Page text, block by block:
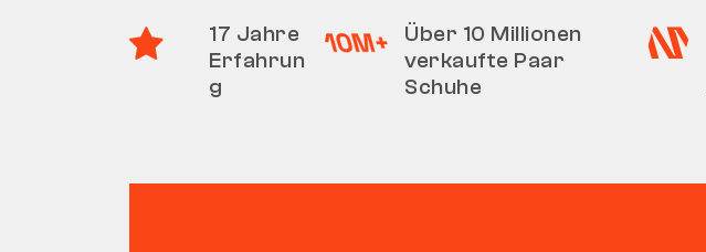
17 Jahre
Erfahrun
g
Über 10 Millionen
verkaufte Paar
Schuhe